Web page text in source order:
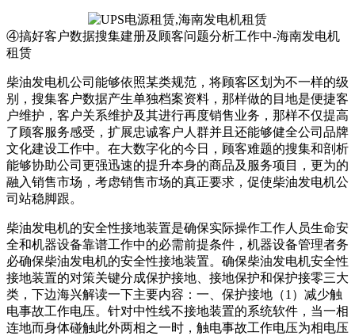
④搞好客户数据搜集建册及顾客问题分析工作中-海南发电机
租赁
柴油发电机公司能够依照某类规范，将顾客区划为不一样的级
别，搜集客户数据产生单独档案资料，那样做的目地是便捷客
户维护，客户关系维护及其进行再度销售业务，那样不仅提高
了顾客服务感受，扩展忠诚客户人群并且还能够健全公司品牌
文化建设工作中。在大数字化的今日，顾客难题的搜集和剖析
能够协助公司更强迅速的提升本身的商品及服务项目，更为的
融入销售市场，考虑销售市场的真正要求，促使柴油发电机公
司站稳脚跟。
柴油发电机的安全性接地装置是确保实际操作工作人员生命安
全和机器设备靠谱工作中的必需前提条件，机器设备管理者务
必确保柴油发电机的安全性接地装置。确保柴油发电机安全性
接地装置的对策关键分成保护接地、接地保护和保护接零三大
类，下边海兴解读一下主要内容：一、保护接地（1）减少触
电事故工作电压。针对中性线不接地装置的系统软件，当一相
连地而身体碰触此外两相之一时，触电事故工作电压为相电压